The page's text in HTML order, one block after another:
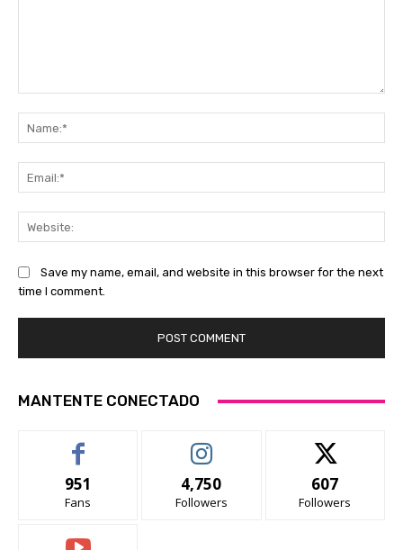
Save my name, email, and website in this browser for the next
time I comment.
MANTENTE CONECTADO
951
Fans
4,750
Followers
607
Followers